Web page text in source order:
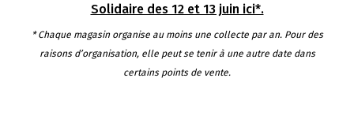
Solidaire des 12 et 13 juin ici*.
* Chaque magasin organise au moins une collecte par an. Pour des
raisons d’organisation, elle peut se tenir à une autre date dans
certains points de vente.